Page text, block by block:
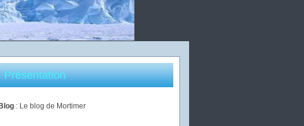
Présentation
Blog : Le blog de Mortimer